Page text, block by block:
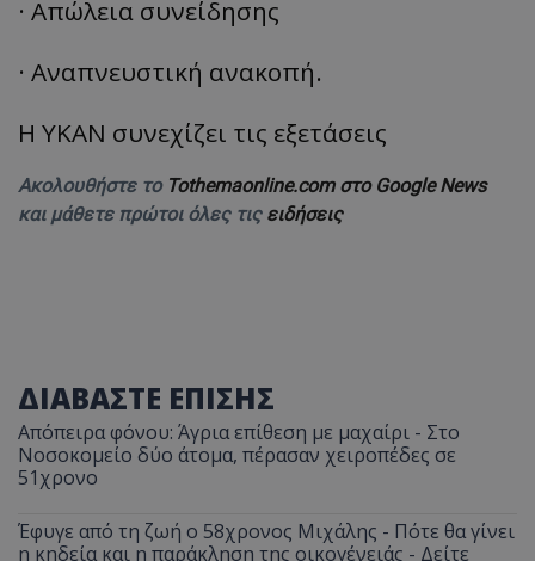
· Απώλεια συνείδησης
· Αναπνευστική ανακοπή.
Η ΥΚΑΝ συνεχίζει τις εξετάσεις
Ακολουθήστε το Tothemaonline.com στο Google News
και μάθετε πρώτοι όλες τις ειδήσεις
ΔΙΑΒΑΣΤΕ ΕΠΙΣΗΣ
Απόπειρα φόνου: Άγρια επίθεση με μαχαίρι - Στο
Νοσοκομείο δύο άτομα, πέρασαν χειροπέδες σε
51χρονο
Έφυγε από τη ζωή ο 58χρονος Μιχάλης - Πότε θα γίνει
η κηδεία και η παράκληση της οικογένειάς - Δείτε